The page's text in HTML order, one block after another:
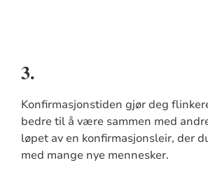
3.
Konfirmasjonstiden gjør deg
bedre til å være sammen med
løpet av en konfirmasjonsleir, der
med mange nye mennesker.